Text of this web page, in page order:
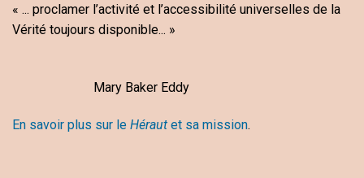
« ... proclamer l’activité et l’accessibilité universelles de la
Vérité toujours disponible... »
Mary Baker Eddy
En savoir plus sur le Héraut et sa mission.